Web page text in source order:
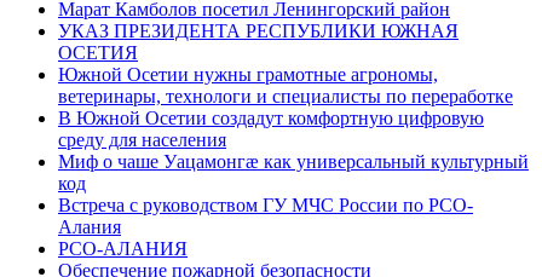
Марат Камболов посетил Ленингорский район
УКАЗ ПРЕЗИДЕНТА РЕСПУБЛИКИ ЮЖНАЯ
ОСЕТИЯ
Южной Осетии нужны грамотные агрономы,
ветеринары, технологи и специалисты по переработке
В Южной Осетии создадут комфортную цифровую
среду для населения
Миф о чаше Уацамонгæ как универсальный культурный
код
Встреча с руководством ГУ МЧС России по РСО-
Алания
РСО-АЛАНИЯ
Обеспечение пожарной безопасности